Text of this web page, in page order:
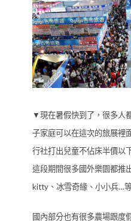
▼現在暑假快到了，很多人
子家庭可以在這次的旅展裡
行社打出兒童不佔床半價以
這段期間很多國外樂園都推
kitty、冰雪奇緣、小小兵…
國內部分也有很多農場跟度